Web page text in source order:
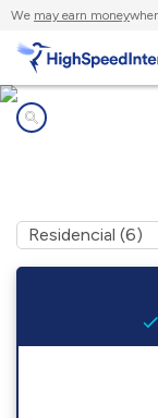
We may earn money